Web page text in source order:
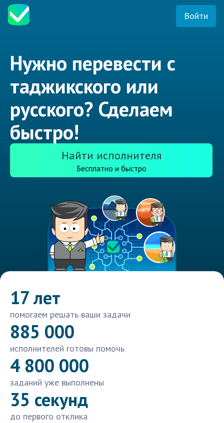
Войти
Нужно перевести с
таджикского или
русского? Сделаем
быстро!
Найти исполнителя
Бесплатно и быстро
17 лет
помогаем решать ваши задачи
885 000
исполнителей готовы помочь
4 800 000
заданий уже выполнены
35 секунд
до первого отклика